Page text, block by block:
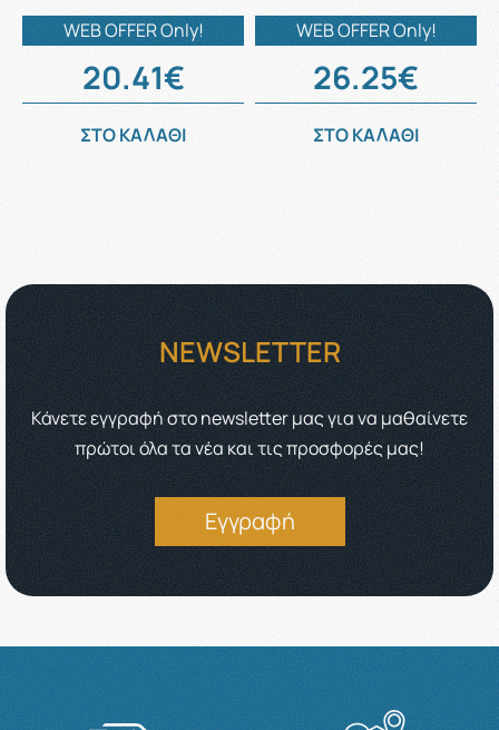
WEB OFFER Only!
20.41€
ΣΤΟ ΚΑΛΑΘΙ
WEB OFFER Only!
26.25€
ΣΤΟ ΚΑΛΑΘΙ
NEWSLETTER
Κάνετε εγγραφή στο newsletter μας για να μαθαίνετε
πρώτοι όλα τα νέα και τις προσφορές μας!
Εγγραφή